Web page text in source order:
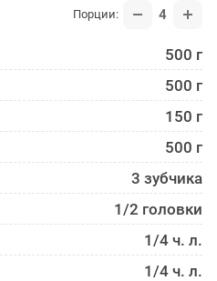
Порции: 4
500 г
500 г
150 г
500 г
3 зубчика
1/2 головки
1/4 ч. л.
1/4 ч. л.